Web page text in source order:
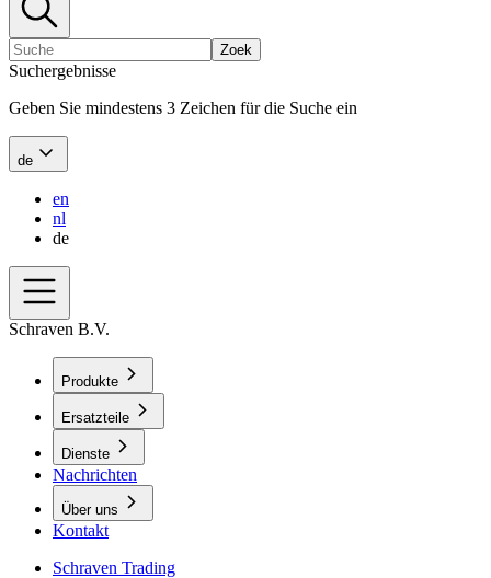
Zoek
Suchergebnisse
Geben Sie mindestens 3 Zeichen für die Suche ein
de
en
nl
de
Schraven B.V.
Produkte
Ersatzteile
Dienste
Nachrichten
Über uns
Kontakt
Schraven Trading